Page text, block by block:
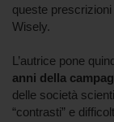
queste
Wisely.
L’autrice pone
anni della
delle società
“contrasti” e